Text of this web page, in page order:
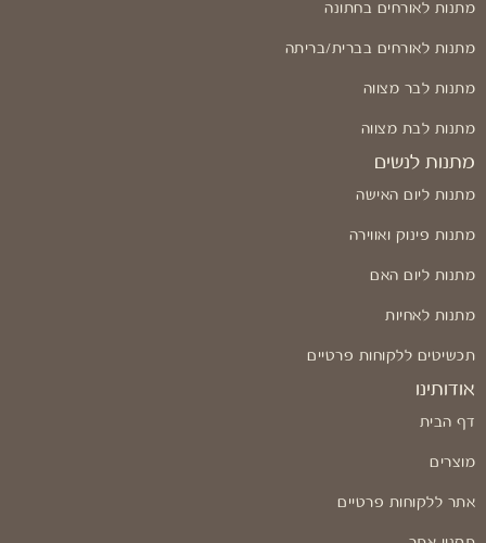
מתנות לאורחים בחתונה
מתנות לאורחים בברית/בריתה
מתנות לבר מצווה
מתנות לבת מצווה
מתנות לנשים
מתנות ליום האישה
מתנות פינוק ואווירה
מתנות ליום האם
מתנות לאחיות
תכשיטים ללקוחות פרטיים
אודותינו
דף הבית
מוצרים
אתר ללקוחות פרטיים